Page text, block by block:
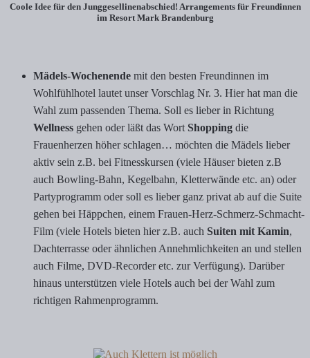
Coole Idee für den Junggesellinenabschied! Arrangements für Freundinnen
im Resort Mark Brandenburg
Mädels-Wochenende mit den besten Freundinnen im
Wohlfühlhotel lautet unser Vorschlag Nr. 3. Hier hat man die
Wahl zum passenden Thema. Soll es lieber in Richtung
Wellness gehen oder läßt das Wort Shopping die
Frauenherzen höher schlagen… möchten die Mädels lieber
aktiv sein z.B. bei Fitnesskursen (viele Häuser bieten z.B
auch Bowling-Bahn, Kegelbahn, Kletterwände etc. an) oder
Partyprogramm oder soll es lieber ganz privat ab auf die Suite
gehen bei Häppchen, einem Frauen-Herz-Schmerz-Schmacht-
Film (viele Hotels bieten hier z.B. auch Suiten mit Kamin,
Dachterrasse oder ähnlichen Annehmlichkeiten an und stellen
auch Filme, DVD-Recorder etc. zur Verfügung). Darüber
hinaus unterstützen viele Hotels auch bei der Wahl zum
richtigen Rahmenprogramm.